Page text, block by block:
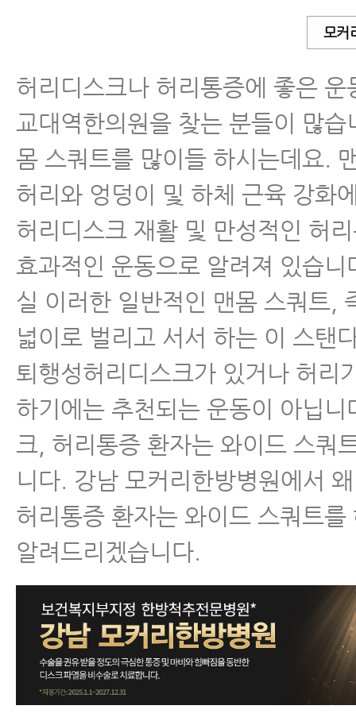
커리한방병원이 가르쳐드립니다.
허리디스크, 허리통증 환자에게 좋은
를 강남 모커리한방병원이 알려드립
서울허리디스크병원, 아침에 허리아
꼭 해야 할 운동 4가지
서울척추병원, 허리디스크 환자가 꼭
자세 6가지
디스크신전운동, 협착증신전운동에
잘못하면 더 아픕니다.
허리디스크걷기운동, 누워서 걷기 운
좋은 줄도 모르며 하고 있다.
허리디스크, 허리통증, 협착증 걷기
반드시 해야 하는 앉아서 걷기 운동
허리디스크걷기운동이 좋은 이유, 정
대로 할 수 있습니다.
모커
허리디스크나 허리통증에 좋은 운
교대역한의원을 찾는 분들이 많습
몸 스쿼트를 많이들 하시는데요.
허리와 엉덩이 및 하체 근육 강화
허리디스크 재활 및 만성적인 허
효과적인 운동으로 알려져 있습니
실 이러한 일반적인 맨몸 스쿼트,
넓이로 벌리고 서서 하는 이 스탠
퇴행성허리디스크가 있거나 허리
하기에는 추천되는 운동이 아닙니
크, 허리통증 환자는 와이드 스쿼
니다. 강남 모커리한방병원에서
허리통증 환자는 와이드 스쿼트를
알려드리겠습니다.